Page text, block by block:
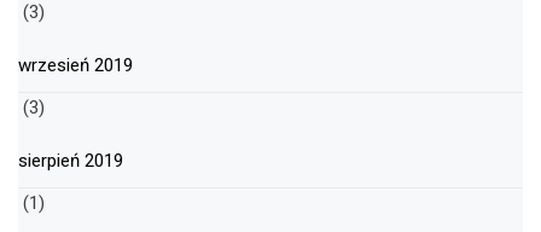
(3)
wrzesień 2019
(3)
sierpień 2019
(1)